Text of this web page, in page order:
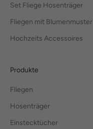
Set Fliege Hosenträger
Fliegen mit Blumenmuster
Hochzeits Accessoires
Produkte
Fliegen
Hosenträger
Einstecktücher